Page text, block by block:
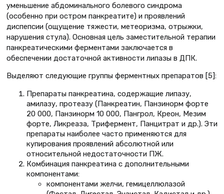
уменьшение абдоминального болевого синдрома
(особенно при остром панкреатите) и проявлений
диспепсии (ощущение тяжести, метеоризма, отрыжки,
нарушения стула). Основная цель заместительной терапии
панкреатическими ферментами заключается в
обеспечении достаточной активности липазы в ДПК.
Выделяют следующие группы ферментных препаратов [5]:
Препараты панкреатина, содержащие липазу,
амилазу, протеазу (Панкреатин, Панзинорм форте
20 000, Панзинорм 10 000, Пангрол, Креон, Мезим
форте, Ликреаза, Трифермент, Панцитрат и др.). Эти
препараты наиболее часто применяются для
купирования проявлений абсолютной или
относительной недостаточности ПЖ.
Комбинация панкреатина с дополнительными
компонентами:
компонентами желчи, гемицеллюлазой